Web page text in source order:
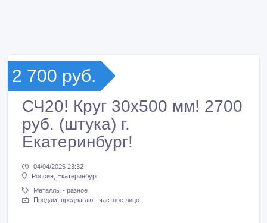
2 700 руб.
СЧ20! Круг 30х500 мм! 2700
руб. (штука) г.
Екатеринбург!
04/04/2025 23:32
Россия, Екатеринбург
Металлы - разное
Продам, предлагаю - частное лицо